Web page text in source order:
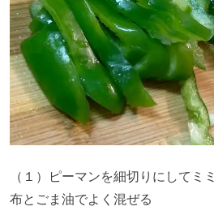
（１）ピーマンを細切りにしてミ
布とごま油でよく混ぜる